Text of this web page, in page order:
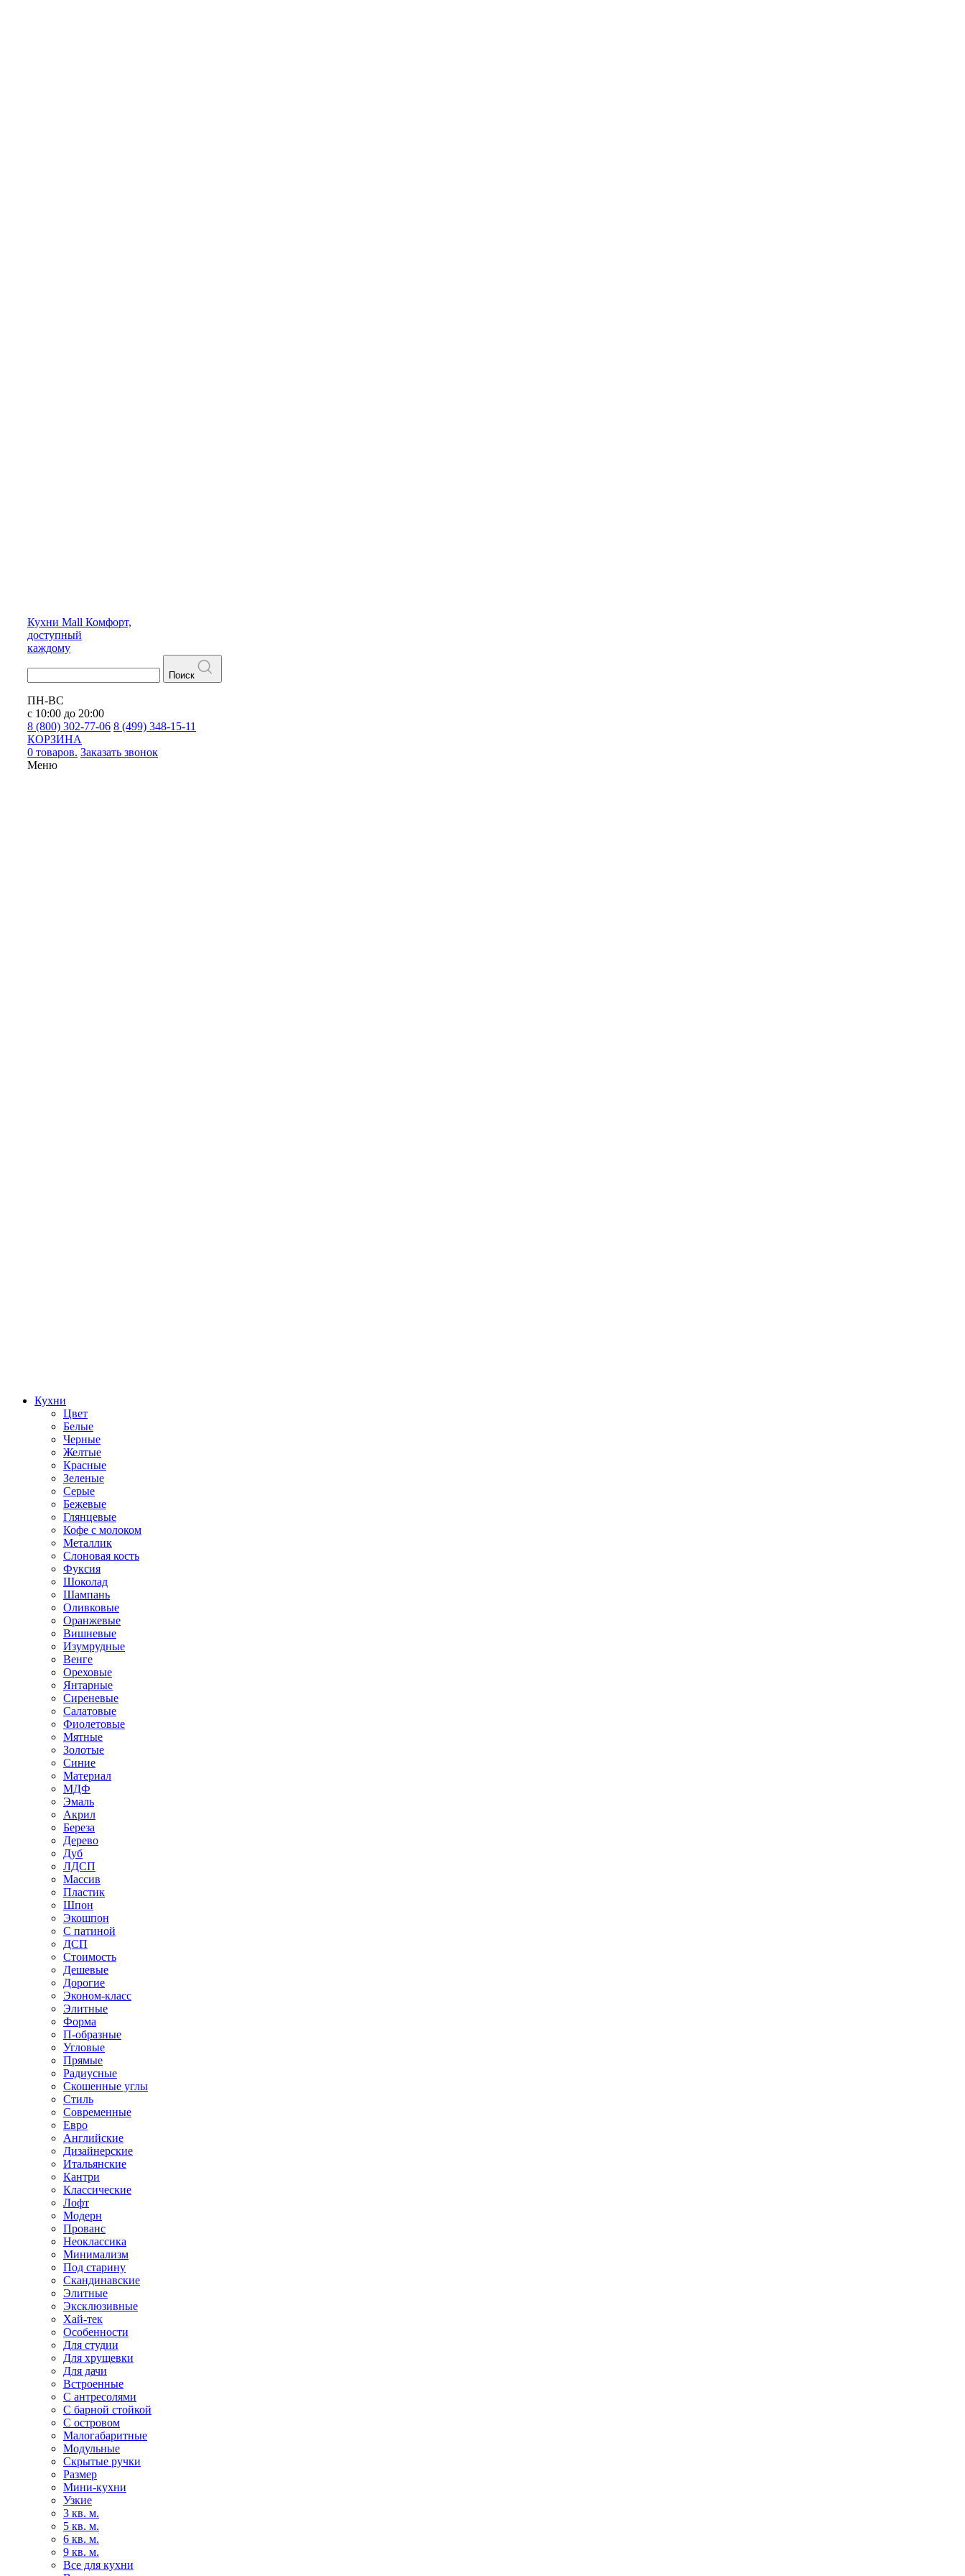
Кухни Mall Комфорт,
доступный
каждому
Поиск
ПН-ВС
с 10:00 до 20:00
8 (800) 302-77-06 8 (499) 348-15-11
КОРЗИНА
0 товаров. Заказать звонок
Меню
Кухни
Цвет
Белые
Черные
Желтые
Красные
Зеленые
Серые
Бежевые
Глянцевые
Кофе с молоком
Металлик
Слоновая кость
Фуксия
Шоколад
Шампань
Оливковые
Оранжевые
Вишневые
Изумрудные
Венге
Ореховые
Янтарные
Сиреневые
Салатовые
Фиолетовые
Мятные
Золотые
Синие
Материал
МДФ
Эмаль
Акрил
Береза
Дерево
Дуб
ЛДСП
Массив
Пластик
Шпон
Экошпон
С патиной
ДСП
Стоимость
Дешевые
Дорогие
Эконом-класс
Элитные
Форма
П-образные
Угловые
Прямые
Радиусные
Скошенные углы
Стиль
Современные
Евро
Английские
Дизайнерские
Итальянские
Кантри
Классические
Лофт
Модерн
Прованс
Неоклассика
Минимализм
Под старину
Скандинавские
Элитные
Эксклюзивные
Хай-тек
Особенности
Для студии
Для хрущевки
Для дачи
Встроенные
С антресолями
С барной стойкой
С островом
Малогабаритные
Модульные
Скрытые ручки
Размер
Мини-кухни
Узкие
3 кв. м.
5 кв. м.
6 кв. м.
9 кв. м.
Все для кухни